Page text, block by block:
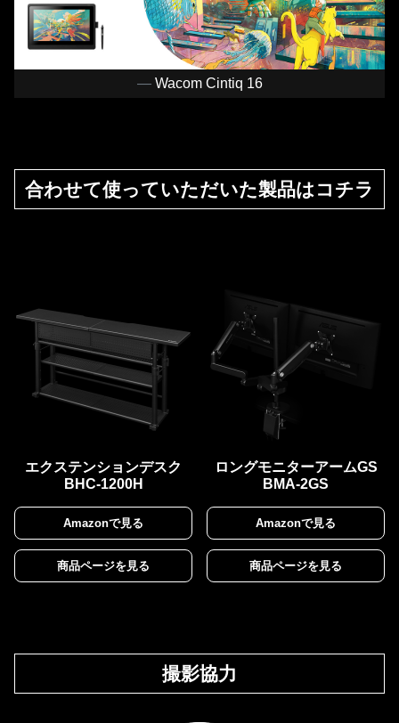
Wacom Cintiq 16
合わせて使っていただいた製品はコチラ
エクステンションデスク
BHC-1200H
Amazonで見る
商品ページを見る
ロングモニターアームGS
BMA-2GS
Amazonで見る
商品ページを見る
撮影協力